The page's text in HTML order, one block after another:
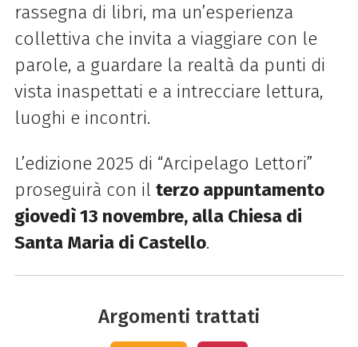
rassegna di libri, ma un’esperienza
collettiva che invita a viaggiare con le
parole, a guardare la realtà da punti di
vista inaspettati e a intrecciare lettura,
luoghi e incontri.
L’edizione 2025 di “Arcipelago Lettori”
proseguirà con il terzo appuntamento
giovedì 13 novembre, alla Chiesa di
Santa Maria di Castello.
Argomenti trattati